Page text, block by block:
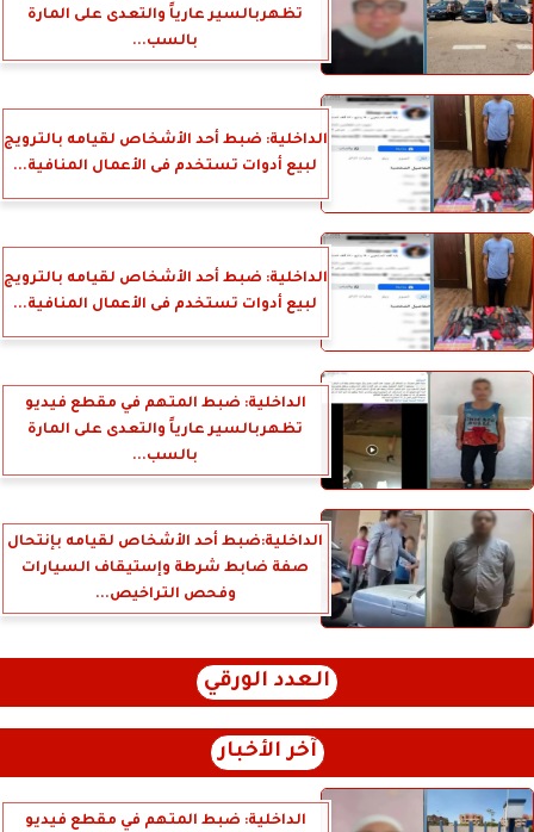
تظهربالسير عارياً والتعدى على المارة
بالسب...
الداخلية: ضبط أحد الأشخاص لقيامه بالترويج
لبيع أدوات تستخدم فى الأعمال المنافية...
الداخلية: ضبط أحد الأشخاص لقيامه بالترويج
لبيع أدوات تستخدم فى الأعمال المنافية...
الداخلية: ضبط المتهم في مقطع فيديو
تظهربالسير عارياً والتعدى على المارة
بالسب...
الداخلية:ضبط أحد الأشخاص لقيامه بإنتحال
صفة ضابط شرطة وإستيقاف السيارات
وفحص التراخيص...
العدد الورقي
آخر الأخبار
الداخلية: ضبط المتهم في مقطع فيديو